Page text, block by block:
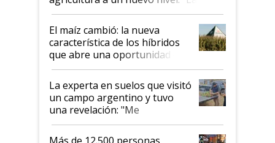
posibilidades de crecimiento son
infinitas"
El maíz cambió: la nueva
característica de los híbridos
que abre una oportunidad en
el lote
La experta en suelos que visitó
un campo argentino y tuvo
una revelación: "Me
impresionó mucho"